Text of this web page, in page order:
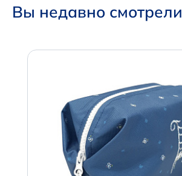
Вы недавно смотрели